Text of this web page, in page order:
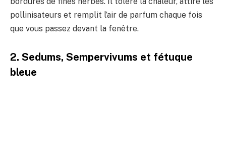
pollinisateurs et remplit l’air de parfum chaque fois
que vous passez devant la fenêtre.
2. Sedums, Sempervivums et fétuque
bleue